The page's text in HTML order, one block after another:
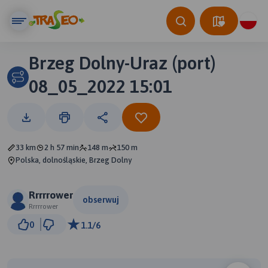
Brzeg Dolny-Uraz (port)
08_05_2022 15:01
33 km 2 h 57 min 148 m
150 m
Polska, dolnośląskie, Brzeg Dolny
Rrrrrower
Rrrrrower
obserwuj
0 1.1/6